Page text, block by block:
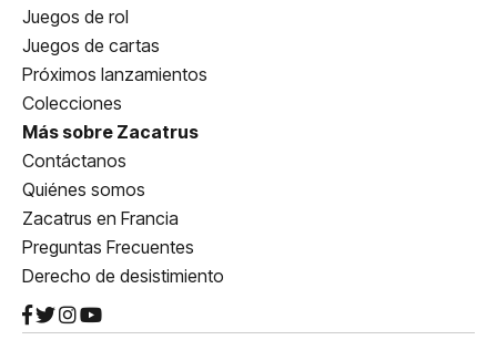
Juegos de rol
Juegos de cartas
Próximos lanzamientos
Colecciones
Más sobre Zacatrus
Contáctanos
Quiénes somos
Zacatrus en Francia
Preguntas Frecuentes
Derecho de desistimiento